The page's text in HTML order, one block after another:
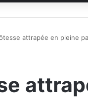
attrapée en pleine